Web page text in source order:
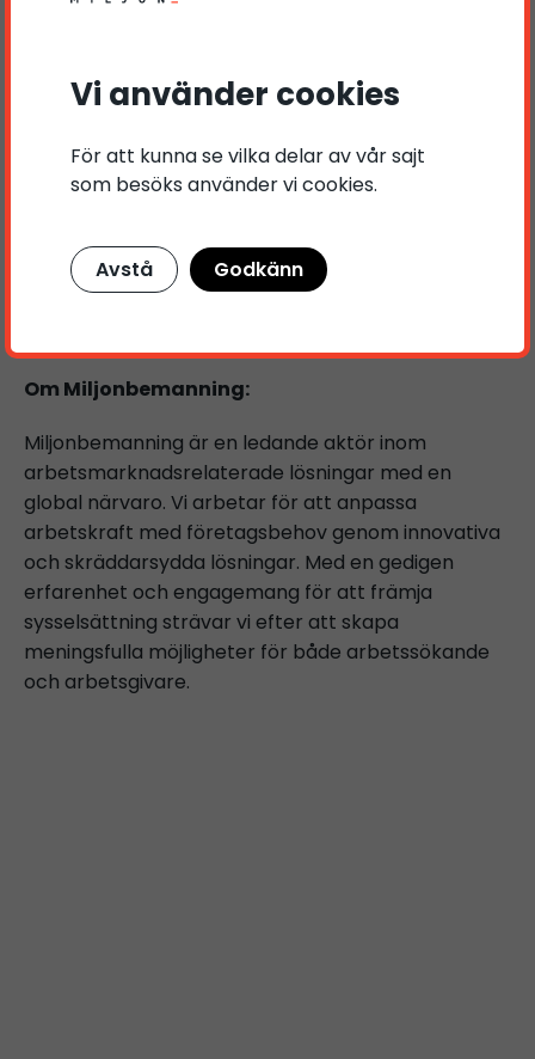
Vi ser fram emot att fortsätta vårt arbete
tillsammans med er under det kommande året. Låt
och meningsfullt!
på detta år! 🌟
Om Miljonbemanning:
Miljonbemanning är en ledande aktör inom
arbetsmarknadsrelaterade lösningar med en
global närvaro. Vi arbetar för att anpassa
arbetskraft med företagsbehov genom innovativa
och skräddarsydda lösningar. Med en gedigen
erfarenhet och engagemang för att främja
sysselsättning strävar vi efter att skapa
meningsfulla möjligheter för både arbetssökande
och arbetsgivare.
Vi använder cookies
För att kunna se vilka delar av vår sajt
som besöks använder vi cookies.
Avstå Godkänn